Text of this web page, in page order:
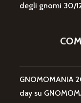
degli gnomi 30/
GNOMOMANIA
day su